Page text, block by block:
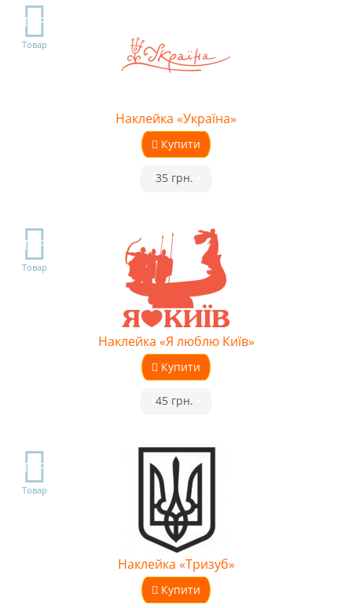
TOP
Товар
Наклейка «Україна»
Купити
35 грн.
TOP
Товар
Наклейка «Я люблю Київ»
Купити
45 грн.
TOP
Товар
Наклейка «Тризуб»
Купити